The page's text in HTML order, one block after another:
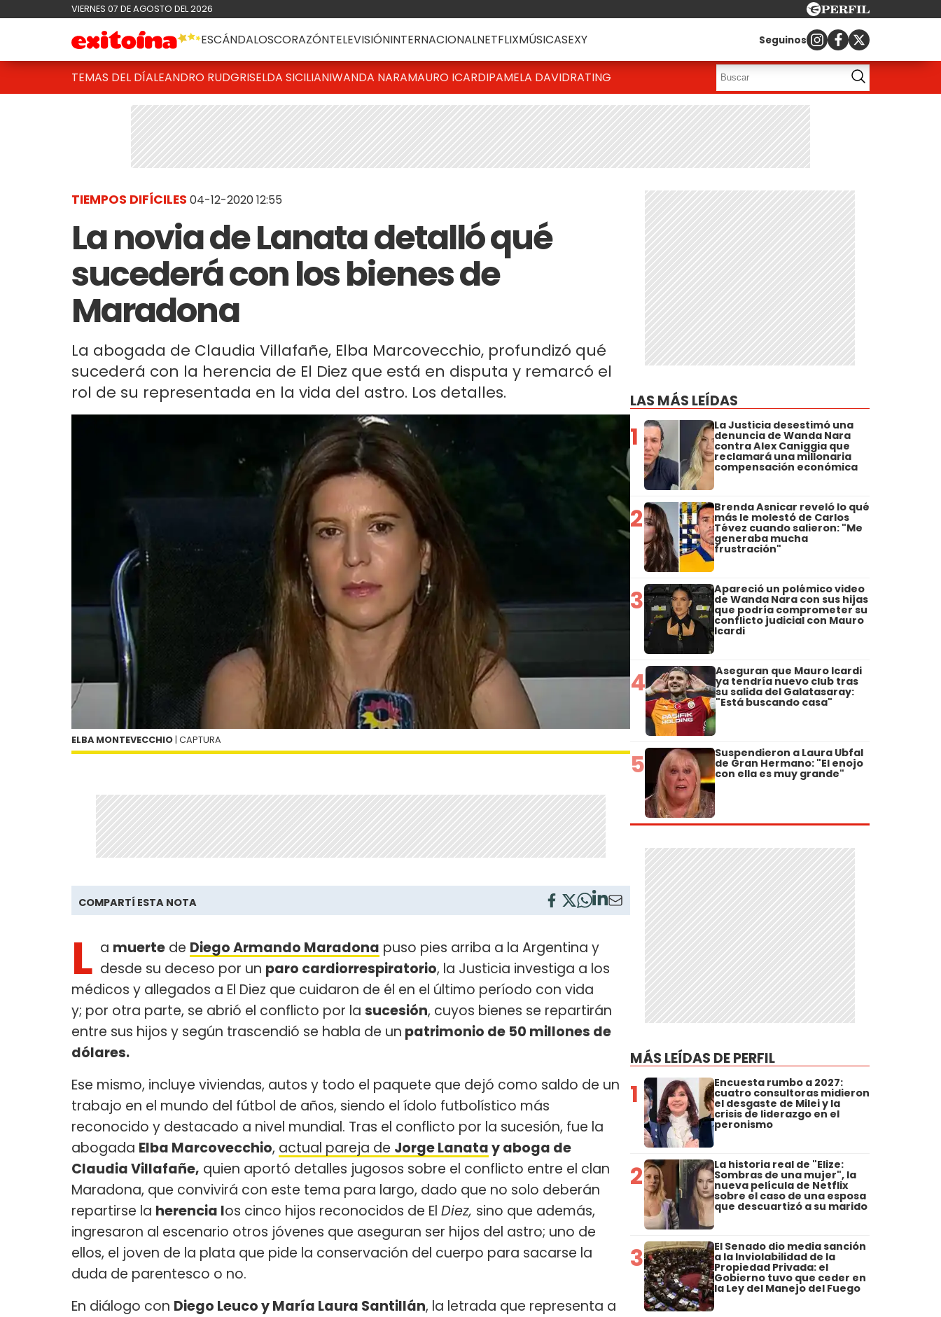
VIERNES 07 DE AGOSTO DEL 2026
ESCÁNDALOSCORAZÓNTELEVISIÓNINTERNACIONALNETFLIXMÚSICASEXY Seguinos
TEMAS DEL DÍALEANDRO RUDGRISELDA SICILIANIWANDA NARAMAURO ICARDIPAMELA DAVIDRATING
TIEMPOS DIFÍCILES 04-12-2020 12:55
La novia de Lanata detalló qué
sucederá con los bienes de
Maradona
La abogada de Claudia Villafañe, Elba Marcovecchio, profundizó qué
sucederá con la herencia de El Diez que está en disputa y remarcó el
rol de su representada en la vida del astro. Los detalles.
ELBA MONTEVECCHIO | CAPTURA
COMPARTÍ ESTA NOTA
L a muerte de Diego Armando Maradona puso pies arriba a la Argentina y
desde su deceso por un paro cardiorrespiratorio, la Justicia investiga a los
médicos y allegados a El Diez que cuidaron de él en el último período con vida
y; por otra parte, se abrió el conflicto por la sucesión, cuyos bienes se repartirán
entre sus hijos y según trascendió se habla de un patrimonio de 50 millones de
dólares.
Ese mismo, incluye viviendas, autos y todo el paquete que dejó como saldo de un
trabajo en el mundo del fútbol de años, siendo el ídolo futbolístico más
reconocido y destacado a nivel mundial. Tras el conflicto por la sucesión, fue la
abogada Elba Marcovecchio, actual pareja de Jorge Lanatay aboga de
Claudia Villafañe, quien aportó detalles jugosos sobre el conflicto entre el clan
Maradona, que convivirá con este tema para largo, dado que no solo deberán
repartirse la herencia los cinco hijos reconocidos de El Diez, sino que además,
ingresaron al escenario otros jóvenes que aseguran ser hijos del astro; uno de
ellos, el joven de la plata que pide la conservación del cuerpo para sacarse la
duda de parentesco o no.
En diálogo con Diego Leuco y María Laura Santillán, la letrada que representa a
LAS MÁS LEÍDAS
1 La Justicia desestimó una
denuncia de Wanda Nara
contra Alex Caniggia que
reclamará una millonaria
compensación económica
2 Brenda Asnicar reveló lo qué
más le molestó de Carlos
Tévez cuando salieron: "Me
generaba mucha
frustración"
3 Apareció un polémico video
de Wanda Nara con sus hijas
que podría comprometer su
conflicto judicial con Mauro
Icardi
4 Aseguran que Mauro Icardi
ya tendría nuevo club tras
su salida del Galatasaray:
"Está buscando casa"
5 Suspendieron a Laura Ubfal
de Gran Hermano: "El enojo
con ella es muy grande"
MÁS LEÍDAS DE PERFIL
1 Encuesta rumbo a 2027:
cuatro consultoras midieron
el desgaste de Milei y la
crisis de liderazgo en el
peronismo
2 La historia real de "Elize:
Sombras de una mujer", la
nueva película de Netflix
sobre el caso de una esposa
que descuartizó a su marido
3 El Senado dio media sanción
a la Inviolabilidad de la
Propiedad Privada: el
Gobierno tuvo que ceder en
la Ley del Manejo del Fuego